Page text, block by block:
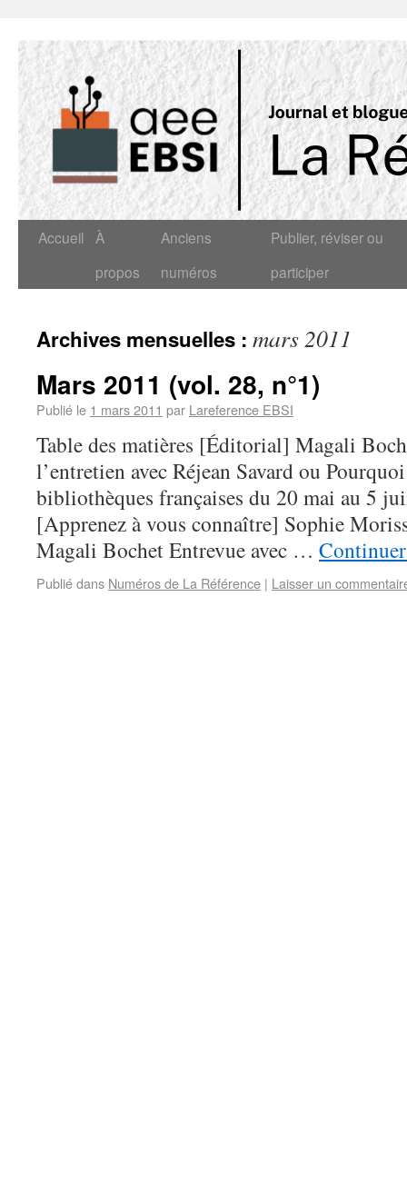
Accueil
À
propos
Anciens
numéros
Publier, réviser ou
participer
Archives mensuelles : mars 2011
Mars 2011 (vol. 28, n°1)
Publié le 1 mars 2011 par Lareference EBSI
Table des matières [Éditorial] Magali
l’entretien avec Réjean Savard ou
bibliothèques françaises du 20 mai au 5
[Apprenez à vous connaître] Sophie
Magali Bochet Entrevue avec …
Publié dans Numéros de La Référence | Laisser un